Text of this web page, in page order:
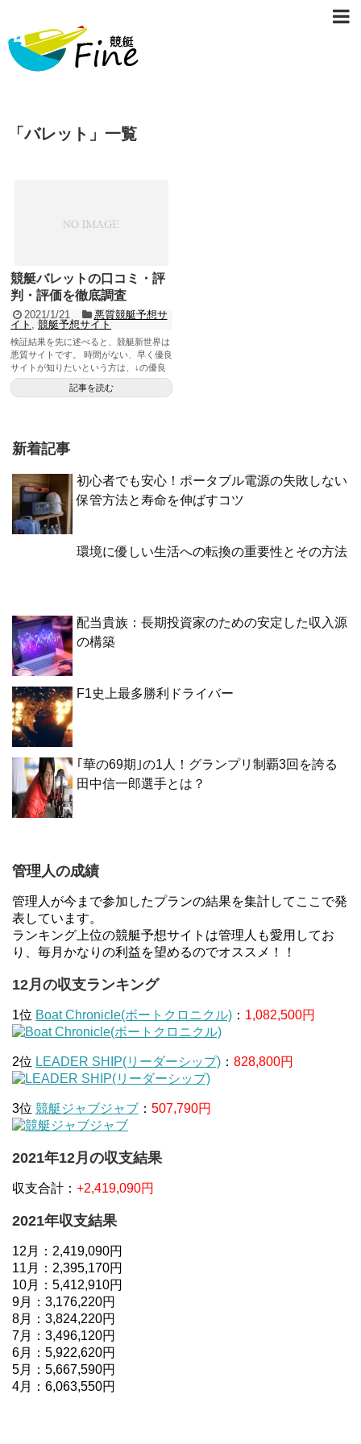
「バレット 」 一覧
競艇バレットの口コミ・評
判・評価を徹底調査
2021/1/21
悪質競艇予想サ
イト , 競艇予想サイト
検証結果を先に述べると、競艇新世界は
悪質サイトです。 時間がない、早く優良
サイトが知りたいという方は、↓の優良
サイト一覧へ！ 稼げる優良...
記事を読む
新着記事
初心者でも安心！ポータブル電源の失敗しない
保管方法と寿命を伸ばすコツ
環境に優しい生活への転換の重要性とその方法
配当貴族：長期投資家のための安定した収入源
の構築
F1史上最多勝利ドライバー
｢華の69期｣の1人！グランプリ制覇3回を誇る
田中信一郎選手とは？
管理人の成績
管理人が今まで参加したプランの結果を集計してここで発
表しています。
ランキング上位の競艇予想サイトは管理人も愛用してお
り、毎月かなりの利益を望めるのでオススメ！！
12月の収支ランキング
1位 Boat Chronicle(ボートクロニクル) ： 1,082,500円
2位 LEADER SHIP(リーダーシップ) ： 828,800円
3位 競艇ジャブジャブ ： 507,790円
2021年12月の収支結果
収支合計： +2,419,090円
2021年収支結果
12月：2,419,090円
11月：2,395,170円
10月：5,412,910円
9月：3,176,220円
8月：3,824,220円
7月：3,496,120円
6月：5,922,620円
5月：5,667,590円
4月：6,063,550円